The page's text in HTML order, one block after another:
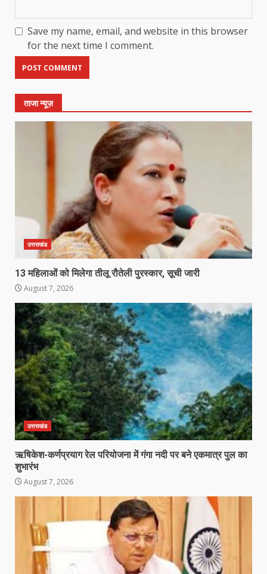
Save my name, email, and website in this browser
for the next time I comment.
ताजा न्यूज़
उत्तराखंड
13 महिलाओं को मिलेगा तीलू रौतेली पुरस्कार, सूची जारी
August 7, 2026
उत्तराखंड
ऋषिकेश-कर्णप्रयाग रेल परियोजना में गंगा नदी पर बने एकमात्र पुल का
शुभारंभ
August 7, 2026